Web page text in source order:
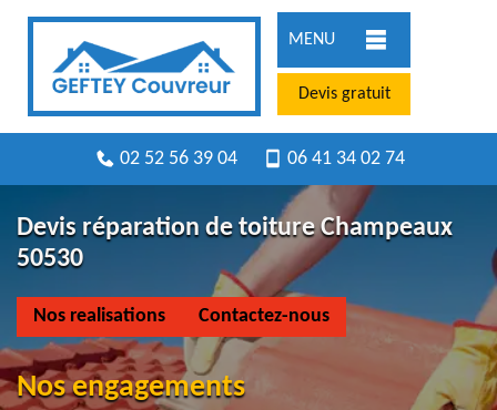
MENU
Devis gratuit
02 52 56 39 04 06 41 34 02 74
Devis réparation de toiture Champeaux
50530
Nos realisations Contactez-nous
Nos engagements